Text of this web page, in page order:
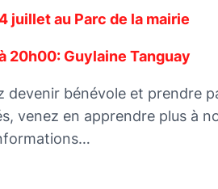
juillet au Parc de la mairie
20h00: Guylaine Tanguay
devenir bénévole et prendre
venez en apprendre plus à